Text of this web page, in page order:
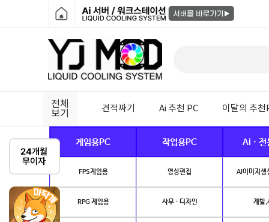
전체
보기
견적짜기 Ai 추천 PC 이달의 추천
게임용PC 작업용PC Ai · 전
FPS게임용 영상편집 AI이미지생
RPG 게임용 사무 · 디자인 개발.